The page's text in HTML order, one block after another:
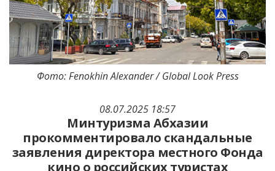
08.07.2025 18:57
Минтуризма Абхазии
прокомментировало скандальные
заявления директора местного Фонда
кино о российских туристах
Фото: Fenokhin Alexander / Global Look Press